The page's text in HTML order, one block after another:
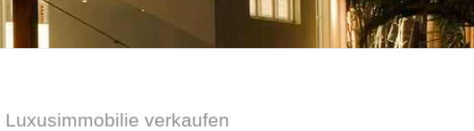
verkaufen